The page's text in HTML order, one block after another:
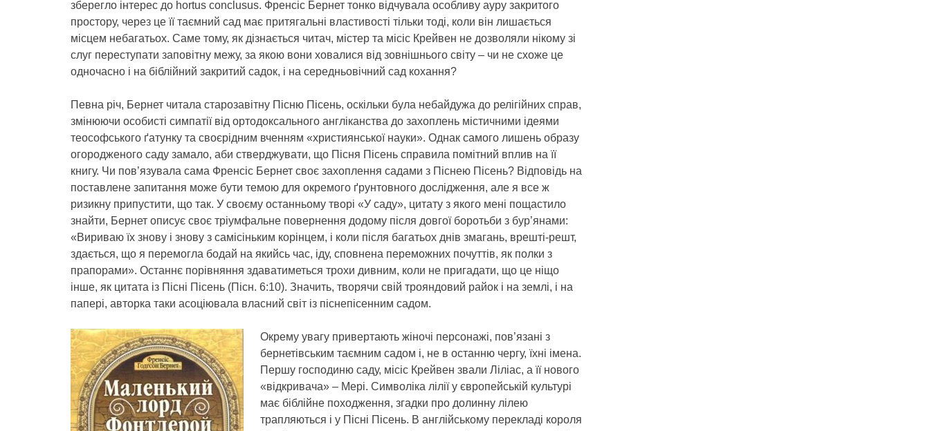
зберегло інтерес до hortus conclusus. Френсіс Бернет тонко відчувала особливу ауру закритого
простору, через це її таємний сад має притягальні властивості тільки тоді, коли він лишається
місцем небагатьох. Саме тому, як дізнається читач, містер та місіс Крейвен не дозволяли нікому зі
слуг переступати заповітну межу, за якою вони ховалися від зовнішнього світу – чи не схоже це
одночасно і на біблійний закритий садок, і на середньовічний сад кохання?
Певна річ, Бернет читала старозавітну Пісню Пісень, оскільки була небайдужа до релігійних справ,
змінюючи особисті симпатії від ортодоксального англіканства до захоплень містичними ідеями
теософського ґатунку та своєрідним вченням «християнської науки». Однак самого лишень образу
огородженого саду замало, аби стверджувати, що Пісня Пісень справила помітний вплив на її
книгу. Чи пов’язувала сама Френсіс Бернет своє захоплення садами з Піснею Пісень? Відповідь на
поставлене запитання може бути темою для окремого ґрунтовного дослідження, але я все ж
ризикну припустити, що так. У своєму останньому творі «У саду», цитату з якого мені пощастило
знайти, Бернет описує своє тріумфальне повернення додому після довгої боротьби з бур’янами:
«Вириваю їх знову і знову з самісіньким корінцем, і коли після багатьох днів змагань, врешті-решт,
здається, що я перемогла бодай на якийсь час, іду, сповнена переможних почуттів, як полки з
прапорами». Останнє порівняння здаватиметься трохи дивним, коли не пригадати, що це ніщо
інше, як цитата із Пісні Пісень (Пісн. 6:10). Значить, творячи свій трояндовий райок і на землі, і на
папері, авторка таки асоціювала власний світ із піснепісенним садом.
Окрему увагу привертають жіночі персонажі, пов’язані з
бернетівським таємним садом і, не в останню чергу, їхні імена.
Першу господиню саду, місіс Крейвен звали Ліліас, а її нового
«відкривача» – Мері. Символіка лілії у європейській культурі
має біблійне походження, згадки про долинну лілею
трапляються і у Пісні Пісень. В англійському перекладі короля